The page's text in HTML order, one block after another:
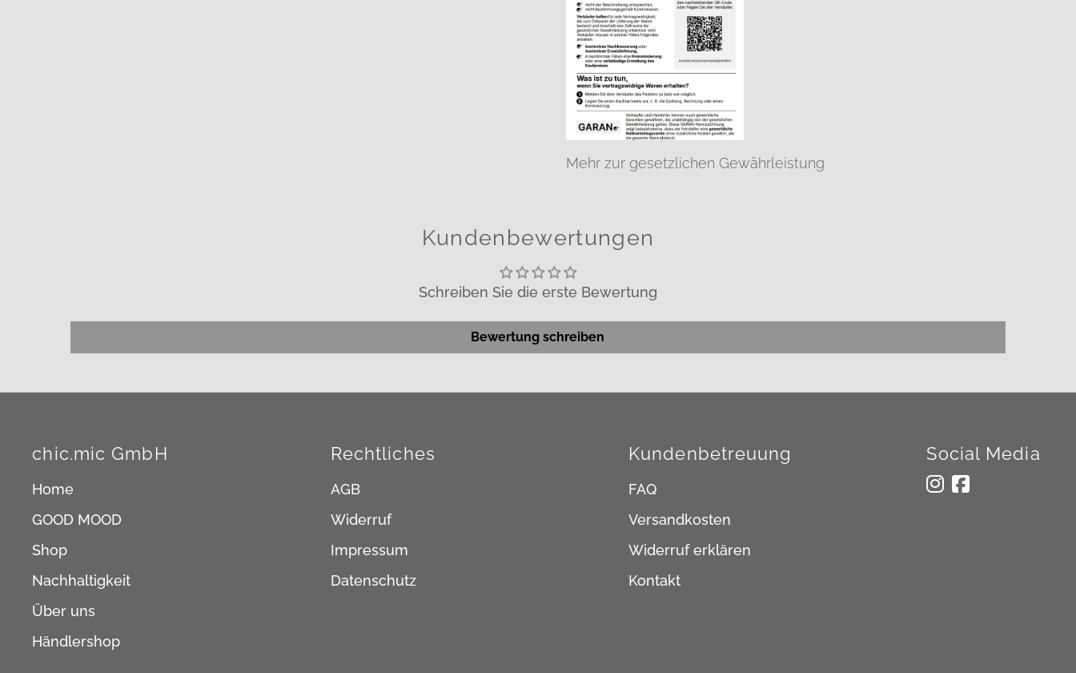
Mehr zur gesetzlichen Gewährleistung
Kundenbewertungen
Schreiben Sie die erste Bewertung
Bewertung schreiben
chic.mic GmbH
Home
GOOD MOOD
Shop
Nachhaltigkeit
Über uns
Händlershop
Rechtliches
AGB
Widerruf
Impressum
Datenschutz
Kundenbetreuung
FAQ
Versandkosten
Widerruf erklären
Kontakt
Social Media